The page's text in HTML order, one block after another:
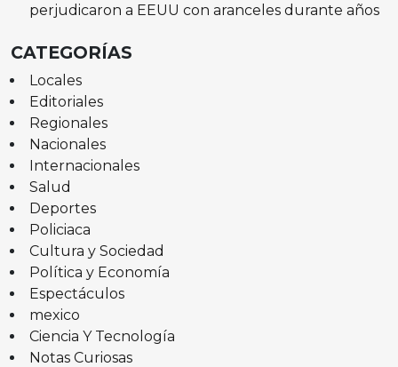
perjudicaron a EEUU con aranceles durante años
CATEGORÍAS
Locales
Editoriales
Regionales
Nacionales
Internacionales
Salud
Deportes
Policiaca
Cultura y Sociedad
Política y Economía
Espectáculos
mexico
Ciencia Y Tecnología
Notas Curiosas